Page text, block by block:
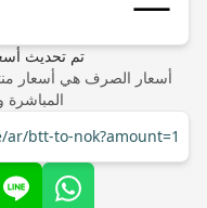
تم تحديث
أسعار الصرف هي أسعار
المباشرة
btt-to-nok?amount=1